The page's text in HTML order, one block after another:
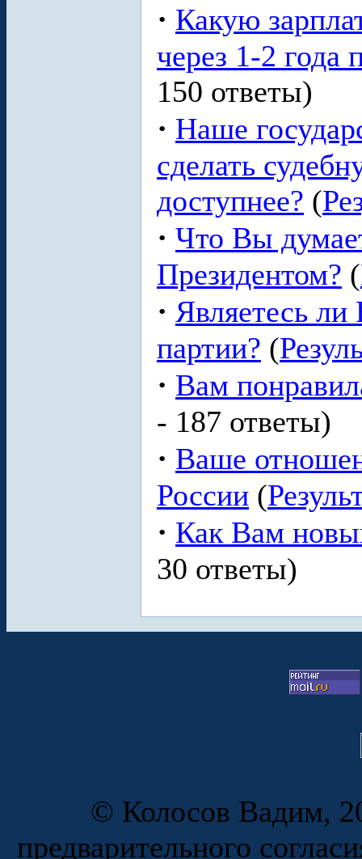
· Какую
через 1-2 года
150 ответы)
· Наше
сделать
доступнее? (
· Что Вы
Президентом? (
· Являетесь
партии? (
· Вам
- 187 ответы)
· Ваше
России (
· Как Вам
30 ответы)
© Колосов Вадим,
предварительного